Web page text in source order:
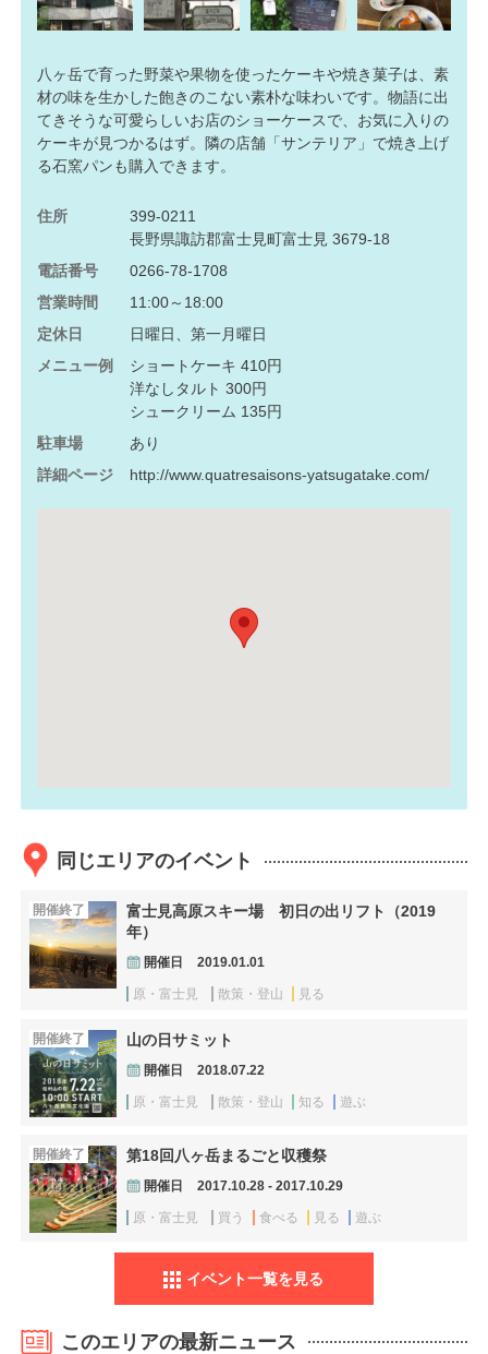
八ヶ岳で育った野菜や果物を使ったケーキや焼き菓子は、素
材の味を生かした飽きのこない素朴な味わいです。物語に出
てきそうな可愛らしいお店のショーケースで、お気に入りの
ケーキが見つかるはず。隣の店舗「サンテリア」で焼き上げ
る石窯パンも購入できます。
住所
399-0211
長野県諏訪郡富士見町富士見 3679-18
電話番号
0266-78-1708
営業時間
11:00～18:00
定休日
日曜日、第一月曜日
メニュー例
ショートケーキ 410円
洋なしタルト 300円
シュークリーム 135円
駐車場
あり
詳細ページ
http://www.quatresaisons-yatsugatake.com/
同じエリアのイベント
開催終了
富士見高原スキー場 初日の出リフト（2019
年）
開催日 2019.01.01
原・富士見 散策・登山 見る
開催終了 山の日サミット
開催日 2018.07.22
原・富士見 散策・登山 知る 遊ぶ
開催終了 第18回八ヶ岳まるごと収穫祭
開催日 2017.10.28 - 2017.10.29
原・富士見 買う 食べる 見る 遊ぶ
イベント一覧を見る
このエリアの最新ニュース